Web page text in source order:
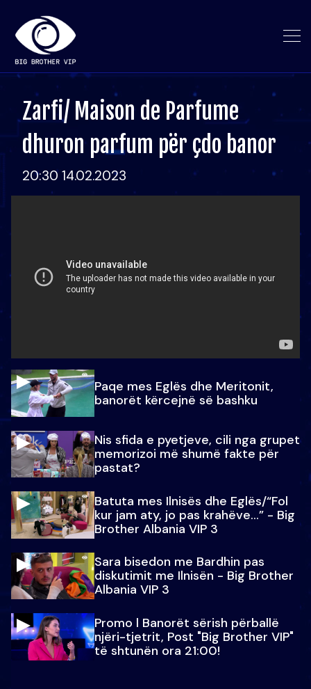
Zarfi/ Maison de Parfume
dhuron parfum për çdo banor
20:30 14.02.2023
Paqe mes Eglës dhe Meritonit,
banorët kërcejnë së bashku
Nis sfida e pyetjeve, cili nga grupet
memorizoi më shumë fakte për
pastat?
Batuta mes Ilnisës dhe Eglës/“Fol
kur jam aty, jo pas krahëve…” - Big
Brother Albania VIP 3
Sara bisedon me Bardhin pas
diskutimit me Ilnisën - Big Brother
Albania VIP 3
Promo l Banorët sërish përballë
njëri-tjetrit, Post "Big Brother VIP"
të shtunën ora 21:00!